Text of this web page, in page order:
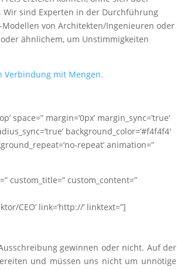
Wir sind Experten in der Durchführung
von Architekten/Ingenieuren oder
ähnlichem, um Unstimmigkeiten
Verbindung mit Mengen.
margin=’0px’ margin_sync=’true’
background_color=’#f4f4f4′
repeat’ animation=”
custom_title=” custom_content=”
CEO’ link=’http://’ linktext=”]
gewinnen oder nicht. Auf der
und müssen uns nicht um unnötige